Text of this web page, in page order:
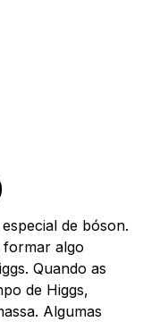
de bóson.
formar algo
Quando as
de Higgs,
Algumas